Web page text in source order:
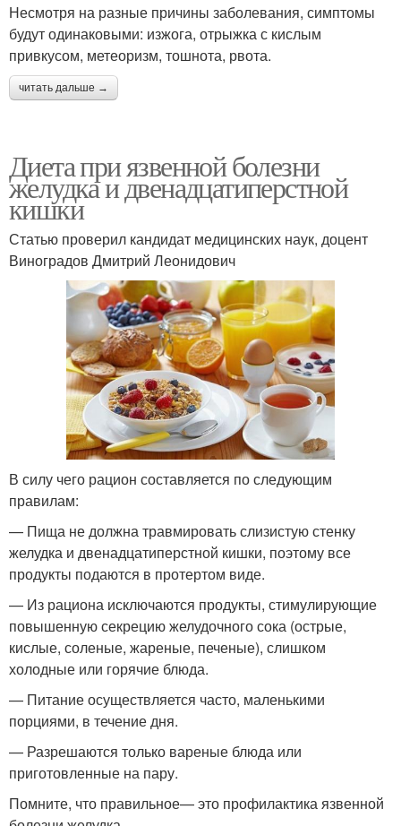
Несмотря на разные причины заболевания, симптомы
будут одинаковыми: изжога, отрыжка с кислым
привкусом, метеоризм, тошнота, рвота.
читать дальше →
Диета при язвенной болезни
желудка и двенадцатиперстной
кишки
Статью проверил кандидат медицинских наук, доцент
Виноградов Дмитрий Леонидович
В силу чего рацион составляется по следующим
правилам:
— Пища не должна травмировать слизистую стенку
желудка и двенадцатиперстной кишки, поэтому все
продукты подаются в протертом виде.
— Из рациона исключаются продукты, стимулирующие
повышенную секрецию желудочного сока (острые,
кислые, соленые, жареные, печеные), слишком
холодные или горячие блюда.
— Питание осуществляется часто, маленькими
порциями, в течение дня.
— Разрешаются только вареные блюда или
приготовленные на пару.
Помните, что правильное— это профилактика язвенной